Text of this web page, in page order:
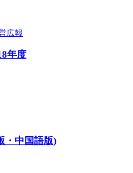
広報
年度
・中国語版)